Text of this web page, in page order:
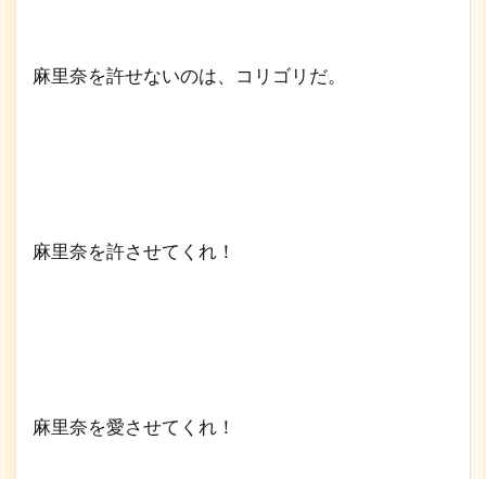
麻里奈を許せないのは、コリゴリだ。
麻里奈を許させてくれ！
麻里奈を愛させてくれ！